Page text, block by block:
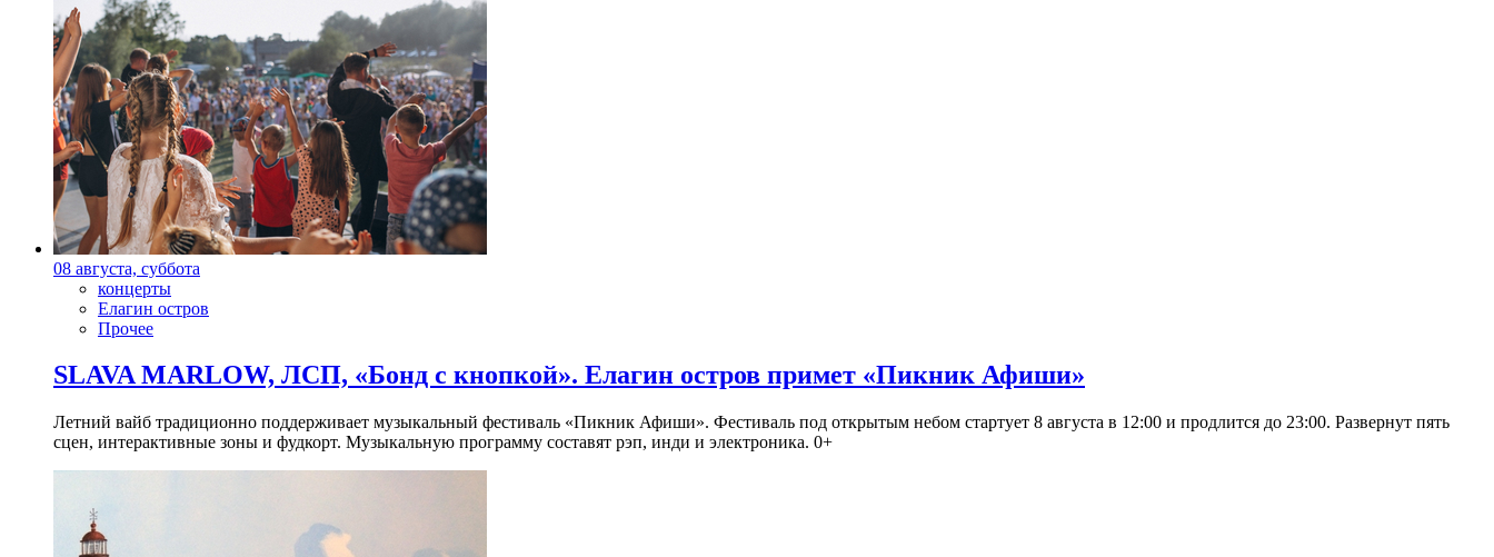
08 августа, суббота
концерты
Елагин остров
Прочее
SLAVA MARLOW, ЛСП, «Бонд с кнопкой». Елагин остров примет «Пикник Афиши»
Летний вайб традиционно поддерживает музыкальный фестиваль «Пикник Афиши». Фестиваль под открытым небом стартует 8 августа в 12:00 и продлится до 23:00. Развернут пять
сцен, интерактивные зоны и фудкорт. Музыкальную программу составят рэп, инди и электроника. 0+